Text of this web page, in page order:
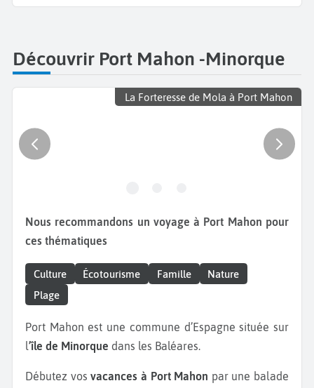
Découvrir Port Mahon -Minorque
La Forteresse de Mola à Port Mahon
Nous recommandons un voyage à Port Mahon pour
ces thématiques
Culture Écotourisme Famille
Nature
Plage
Port Mahon est une commune d’Espagne située sur
l’île de Minorque dans les Baléares.
Débutez vosvacances à Port Mahon par une balade